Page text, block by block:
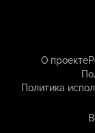
О проекте
Политика